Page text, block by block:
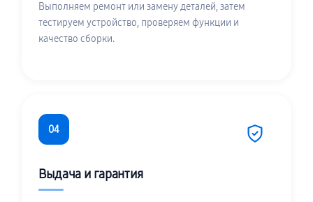
Выполняем ремонт или замену деталей, затем
тестируем устройство, проверяем функции и
качество сборки.
04
Выдача и гарантия